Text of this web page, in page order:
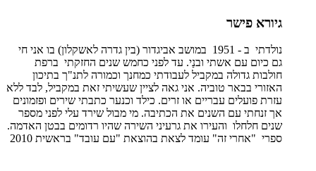
גיורא פישר
נולדתי ב - 1951 במושב אביגדור (בין גדרה לאשקלון) בו אני חי
גם כיום עם אשתי ובנַי. עד לפני כחמש שנים החזקתי ברפת
חולבות גדולה במקביל לעבודתי כמחנך וכמורה לתנ"ך בתיכון
האזורי בבאר טוביה. אני גאה לציין שעשיתי זאת במקביל, לבד ללא
עזרת פועלים עבריים או זרים. כילד וכנער כתבתי שירים ופזמונים
אך זנחתי עם השנים את הכתיבה. מי מבול שירד עלי לפני מספר
שנים חלחלו והעירו את גרעיני השירה שהיו רדומים בבטן האדמה.
ספרי "אחרי זה" עומד לצאת בהוצאת "עם עובד" בראשית 2010